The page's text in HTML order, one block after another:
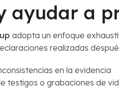
ayudar a
adopta un enfoque
realizadas
en la evidencia
testigos o grabaciones de